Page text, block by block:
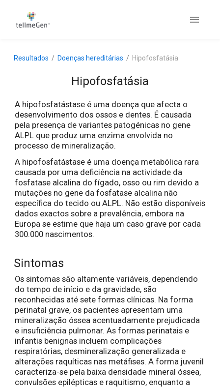
Resultados Doenças hereditárias Hipofosfatásia
Hipofosfatásia
A hipofosfatástase é uma doença que afecta o
desenvolvimento dos ossos e dentes. É causada
pela presença de variantes patogénicas no gene
ALPL que produz uma enzima envolvida no
processo de mineralização.
A hipofosfatástase é uma doença metabólica rara
causada por uma deficiência na actividade da
fosfatase alcalina do fígado, osso ou rim devido a
mutações no gene da fosfatase alcalina não
específica do tecido ou ALPL. Não estão disponíveis
dados exactos sobre a prevalência, embora na
Europa se estime que haja um caso grave por cada
300.000 nascimentos.
Sintomas
Os sintomas são altamente variáveis, dependendo
do tempo de início e da gravidade, são
reconhecidas até sete formas clínicas. Na forma
perinatal grave, os pacientes apresentam uma
mineralização óssea acentuadamente prejudicada
e insuficiência pulmonar. As formas perinatais e
infantis benignas incluem complicações
respiratórias, desmineralização generalizada e
alterações raquíticas nas metáfises. A forma juvenil
caracteriza-se pela baixa densidade mineral óssea,
convulsões epilépticas e raquitismo, enquanto a